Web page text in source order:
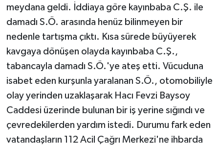
meydana geldi. İddiaya göre kayınbaba C.Ş. ile
damadı S.Ö. arasında henüz bilinmeyen bir
nedenle tartışma çıktı. Kısa sürede büyüyerek
kavgaya dönüşen olayda kayınbaba C.Ş.,
tabancayla damadı S.Ö.'ye ateş etti. Vücuduna
isabet eden kurşunla yaralanan S.Ö., otomobiliyle
olay yerinden uzaklaşarak Hacı Fevzi Baysoy
Caddesi üzerinde bulunan bir iş yerine sığındı ve
çevredekilerden yardım istedi. Durumu fark eden
vatandaşların 112 Acil Çağrı Merkezi'ne ihbarda